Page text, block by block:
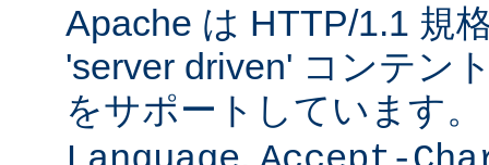
Apache は HTTP/1.1 規
'server driven' コンテン
をサポートしています
,